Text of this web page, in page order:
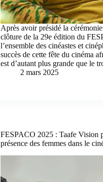
Après avoir présidé la
clôture de la 29e édition du
l’ensemble des cinéastes et
succès de cette fête du cinéma
est d’autant plus grande que le
2 mars 2025
FESPACO 2025 : Taafe Vision
présence des femmes dans le